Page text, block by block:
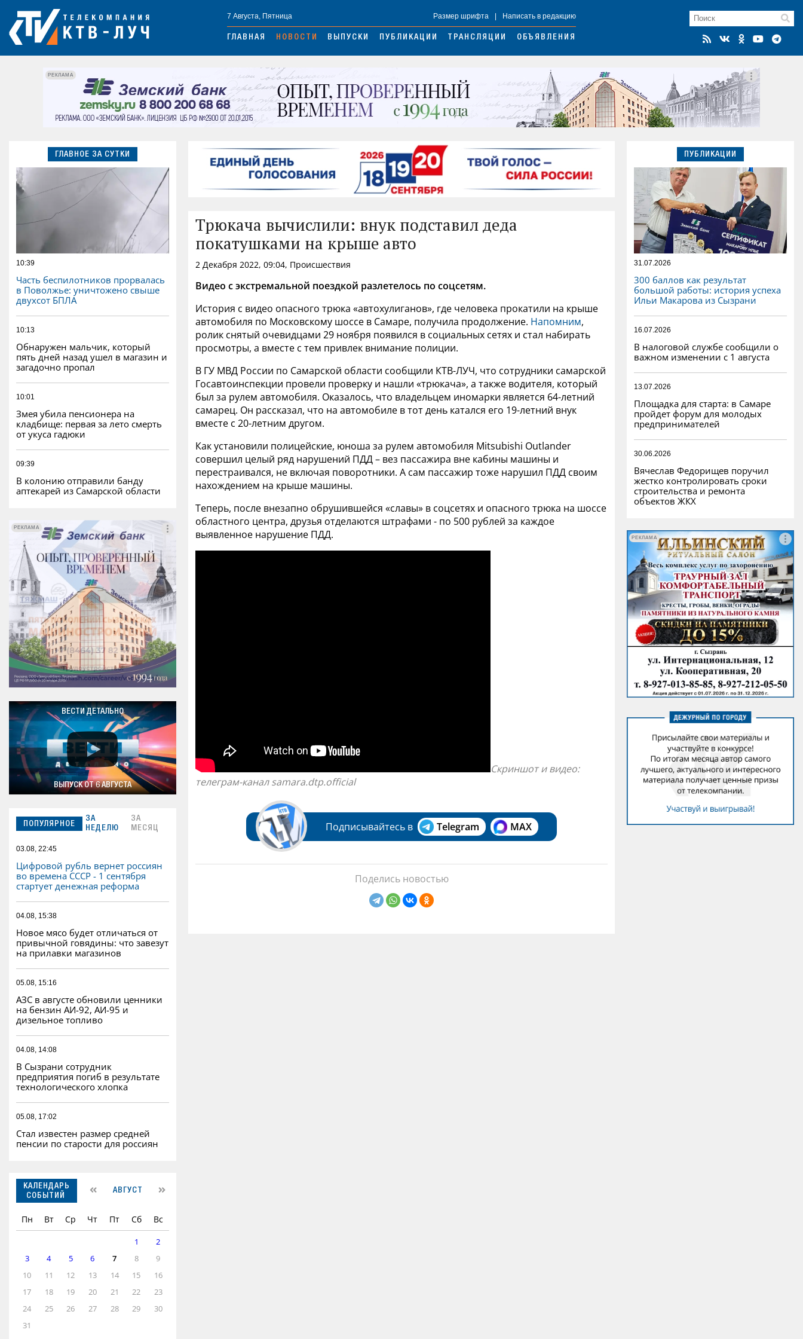
7 Августа, Пятница Размер шрифта Написать в редакцию
ГЛАВНАЯ НОВОСТИ ВЫПУСКИ ПУБЛИКАЦИИ ТРАНСЛЯЦИИ ОБЪЯВЛЕНИЯ
РЕКЛАМА
ГЛАВНОЕ ЗА СУТКИ
10:39
Часть беспилотников прорвалась
в Поволжье: уничтожено свыше
двухсот БПЛА
10:13
Обнаружен мальчик, который
пять дней назад ушел в магазин и
загадочно пропал
10:01
Змея убила пенсионера на
кладбище: первая за лето смерть
от укуса гадюки
09:39
В колонию отправили банду
аптекарей из Самарской области
РЕКЛАМА
РЕКЛАМА
ВЕСТИ ДЕТАЛЬНО
ВЫПУСК ОТ 6 АВГУСТА
ПОПУЛЯРНОЕ
ЗА
НЕДЕЛЮ
ЗА
МЕСЯЦ
03.08, 22:45
Цифровой рубль вернет россиян
во времена СССР - 1 сентября
стартует денежная реформа
04.08, 15:38
Новое мясо будет отличаться от
привычной говядины: что завезут
на прилавки магазинов
05.08, 15:16
АЗС в августе обновили ценники
на бензин АИ-92, АИ-95 и
дизельное топливо
04.08, 14:08
В Сызрани сотрудник
предприятия погиб в результате
технологического хлопка
05.08, 17:02
Стал известен размер средней
пенсии по старости для россиян
КАЛЕНДАРЬ
СОБЫТИЙ
АВГУСТ
Пн Вт Ср Чт Пт Сб Вс
1
2
3
4 5 6 7 8
9
10
11 12 13 14 15
16
17
18 19 20 21 22
23
24
25 26 27 28 29
30
31
Трюкача вычислили: внук подставил деда
покатушками на крыше авто
2 Декабря 2022, 09:04, Происшествия
Видео с экстремальной поездкой разлетелось по соцсетям.
История с видео опасного трюка «автохулиганов», где человека прокатили на крыше
автомобиля по Московскому шоссе в Самаре, получила продолжение. Напомним,
ролик снятый очевидцами 29 ноября появился в социальных сетях и стал набирать
просмотры, а вместе с тем привлек внимание полиции.
В ГУ МВД России по Самарской области сообщили КТВ-ЛУЧ, что сотрудники самарской
Госавтоинспекции провели проверку и нашли «трюкача», а также водителя, который
был за рулем автомобиля. Оказалось, что владельцем иномарки является 64-летний
самарец. Он рассказал, что на автомобиле в тот день катался его 19-летний внук
вместе с 20-летним другом.
Как установили полицейские, юноша за рулем автомобиля Mitsubishi Outlander
совершил целый ряд нарушений ПДД – вез пассажира вне кабины машины и
перестраивался, не включая поворотники. А сам пассажир тоже нарушил ПДД своим
нахождением на крыше машины.
Теперь, после внезапно обрушившейся «славы» в соцсетях и опасного трюка на шоссе
областного центра, друзья отделаются штрафами - по 500 рублей за каждое
выявленное нарушение ПДД.
Скриншот и видео:
телеграм-канал samara.dtp.official
Подписывайтесь в Telegram MAX
Поделись новостью
ПУБЛИКАЦИИ
31.07.2026
300 баллов как результат
большой работы: история успеха
Ильи Макарова из Сызрани
16.07.2026
В налоговой службе сообщили о
важном изменении с 1 августа
13.07.2026
Площадка для старта: в Самаре
пройдет форум для молодых
предпринимателей
30.06.2026
Вячеслав Федорищев поручил
жестко контролировать сроки
строительства и ремонта
объектов ЖКХ
РЕКЛАМА